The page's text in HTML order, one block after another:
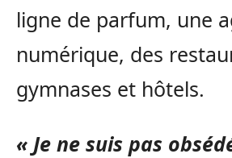
ligne de parfum, une
numérique, des
gymnases et hôtels.
« Je ne suis pas